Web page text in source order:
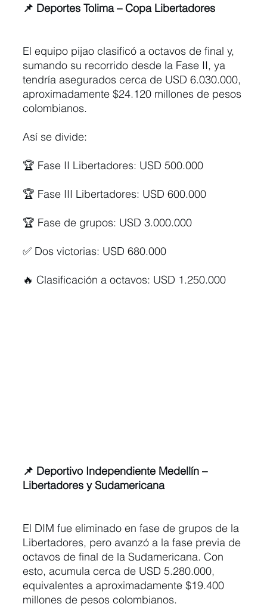
📌 Deportes Tolima – Copa Libertadores
El equipo pijao clasificó a octavos de final y,
sumando su recorrido desde la Fase II, ya
tendría asegurados cerca de USD 6.030.000,
aproximadamente $24.120 millones de pesos
colombianos.
Así se divide:
🏆 Fase II Libertadores: USD 500.000
🏆 Fase III Libertadores: USD 600.000
🏆 Fase de grupos: USD 3.000.000
✅ Dos victorias: USD 680.000
🔥 Clasificación a octavos: USD 1.250.000
📌 Deportivo Independiente Medellín –
Libertadores y Sudamericana
El DIM fue eliminado en fase de grupos de la
Libertadores, pero avanzó a la fase previa de
octavos de final de la Sudamericana. Con
esto, acumula cerca de USD 5.280.000,
equivalentes a aproximadamente $19.400
millones de pesos colombianos.